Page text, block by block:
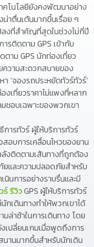
คโนโลยียังคงพัฒนาอย่าง
าตื่นเต้นมากขึ้นเรื่อย ๆ
ลงที่สำคัญที่สุดในช่วงไม่กี่ปี
รติดตาม GPS เข้ากับ
าม GPS นักท่องเที่ยว
วามสะดวกสบายของ
‘จองรถประหยัดทัวร์ทัวร์’
งเที่ยวราคาไม่แพงที่หลาก
ชอบเฉพาะของพวกเขา
ารทัวร์ ผู้ให้บริการทัวร์
อบการเคลื่อนไหวของยาน
ลังติดตามเส้นทางที่ถูกต้อง
และความปลอดภัยสำหรับ
นินการอย่างราบรื่นและมี
รีวิวGPS ผู้ให้บริการทัวร์
กเดินทางทำให้พวกเขาได้
ล่าช้าในการเดินทาง โดย
เปลี่ยนเกมเมื่อพูดถึงการ
านมากขึ้นสำหรับนักเดิน